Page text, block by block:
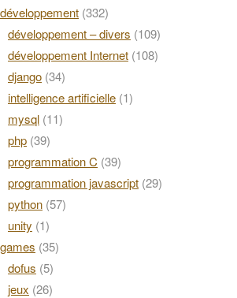
développement (332)
développement – divers (109)
développement Internet (108)
django (34)
intelligence artificielle (1)
mysql (11)
php (39)
programmation C (39)
programmation javascript (29)
python (57)
unity (1)
games (35)
dofus (5)
jeux (26)